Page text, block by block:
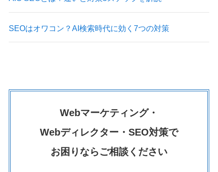
SEOはオワコン？AI検索時代に効く7つの対策
Webマーケティング・
Webディレクター・SEO対策で
お困りならご相談ください